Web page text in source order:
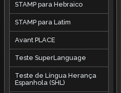
STAMP para Hebraico
STAMP para Latim
Avant PLACE
Teste SuperLanguage
Teste de Língua Herança
Espanhola (SHL)